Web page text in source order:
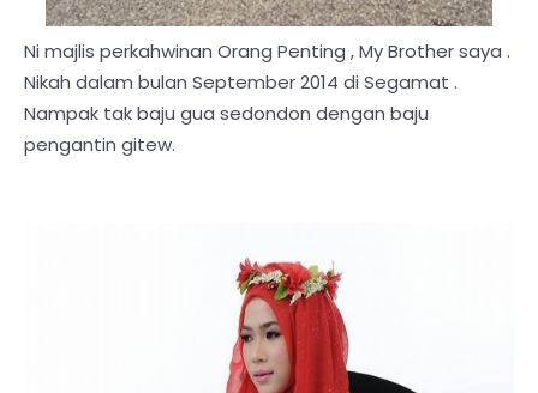
Ni majlis perkahwinan Orang Penting , My Brother saya .
Nikah dalam bulan September 2014 di Segamat .
Nampak tak baju gua sedondon dengan baju
pengantin gitew.